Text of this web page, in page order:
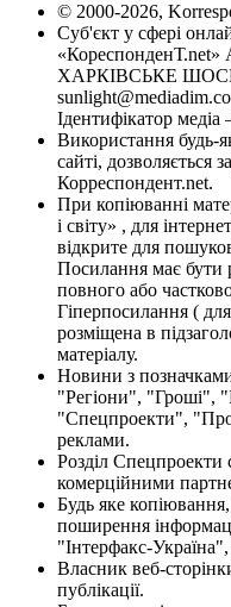
© 2000-2026,
Суб'єкт у сфері
«КореспонденТ.net»
ХАРКІВСЬКЕ ШОСЕ,
Ідентифікатор
Використання будь-
сайті, дозволяється
Корреспондент.net.
При копіюванні
і світу» , для
відкрите для
Посилання має бути
повного або
Гіперпосилання (
розміщена в
матеріалу.
Новини з
"Регіони", "Гроші",
"Спецпроекти",
реклами.
Розділ Спецпроекти
комерційними
Будь яке
поширення
"Інтерфакс-
Власник веб-
публікації.